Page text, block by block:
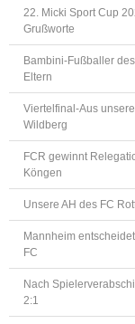
22. Micki Sport Cup
Grußworte
Bambini-Fußballer
Eltern
Viertelfinal-Aus
Wildberg
FCR gewinnt
Köngen
Unsere AH des FC
Mannheim
FC
Nach
2:1